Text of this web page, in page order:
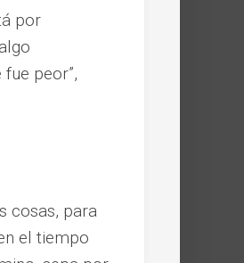
por
peor”,
cosas, para
el tiempo